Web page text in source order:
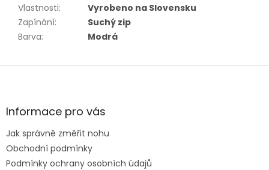
Vlastnosti:
Vyrobeno na Slovensku
Zapínání:
Suchý zip
Barva: Modrá
Z
aInformace pro vás
Jak správně změřit nohu
Obchodní podmínky
Podmínky ochrany osobních údajů